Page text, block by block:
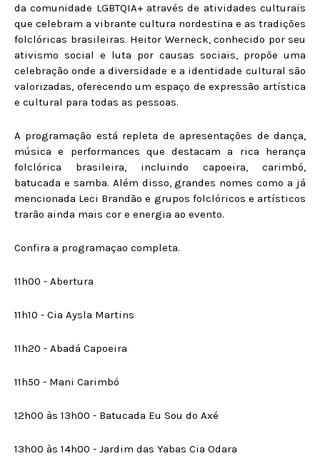
da comunidade LGBTQIA+ através de atividades culturais
que celebram a vibrante cultura nordestina e as tradições
folclóricas brasileiras. Heitor Werneck, conhecido por seu
ativismo social e luta por causas sociais, propõe uma
celebração onde a diversidade e a identidade cultural são
valorizadas, oferecendo um espaço de expressão artística
e cultural para todas as pessoas.
A programação está repleta de apresentações de dança,
música e performances que destacam a rica herança
folclórica brasileira, incluindo capoeira, carimbó,
batucada e samba. Além disso, grandes nomes como a já
mencionada Leci Brandão e grupos folclóricos e artísticos
trarão ainda mais cor e energia ao evento.
Confira a programaçao completa.
11h00 - Abertura
11h10 - Cia Aysla Martins
11h20 - Abadá Capoeira
11h50 - Mani Carimbó
12h00 às 13h00 - Batucada Eu Sou do Axé
13h00 às 14h00 - Jardim das Yabas Cia Odara